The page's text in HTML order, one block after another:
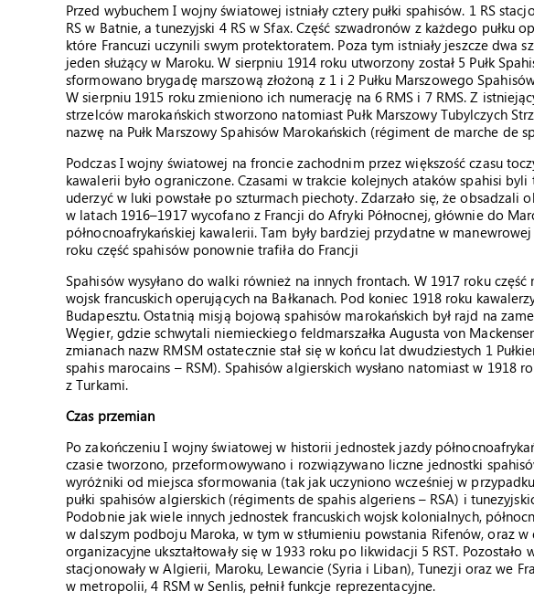
Przed wybuchem I wojny światowej istniały cztery pułki spahisów. 1 RS
RS w Batnie, a tunezyjski 4 RS w Sfax. Część szwadronów z każdego pułku
które Francuzi uczynili swym protektoratem. Poza tym istniały jeszcze dwa
jeden służący w Maroku. W sierpniu 1914 roku utworzony został 5 Pułk
sformowano brygadę marszową złożoną z 1 i 2 Pułku Marszowego
W sierpniu 1915 roku zmieniono ich numerację na 6 RMS i 7 RMS. Z
strzelców marokańskich stworzono natomiast Pułk Marszowy Tubylczych
nazwę na Pułk Marszowy Spahisów Marokańskich (régiment de marche de
Podczas I wojny światowej na froncie zachodnim przez większość czasu
kawalerii było ograniczone. Czasami w trakcie kolejnych ataków spahisi
uderzyć w luki powstałe po szturmach piechoty. Zdarzało się, że obsadzali
w latach 1916–1917 wycofano z Francji do Afryki Północnej, głównie do
północnoafrykańskiej kawalerii. Tam były bardziej przydatne w
roku część spahisów ponownie trafiła do Francji
Spahisów wysyłano do walki również na innych frontach. W 1917 roku
wojsk francuskich operujących na Bałkanach. Pod koniec 1918 roku
Budapesztu. Ostatnią misją bojową spahisów marokańskich był rajd na
Węgier, gdzie schwytali niemieckiego feldmarszałka Augusta von
zmianach nazw RMSM ostatecznie stał się w końcu lat dwudziestych 1
spahis marocains – RSM). Spahisów algierskich wysłano natomiast w 1918
z Turkami.
Czas przemian
Po zakończeniu I wojny światowej w historii jednostek jazdy
czasie tworzono, przeformowywano i rozwiązywano liczne jednostki
wyróżniki od miejsca sformowania (tak jak uczyniono wcześniej w
pułki spahisów algierskich (régiments de spahis algeriens – RSA) i
Podobnie jak wiele innych jednostek francuskich wojsk kolonialnych,
w dalszym podboju Maroka, w tym w stłumieniu powstania Rifenów, oraz w
organizacyjne ukształtowały się w 1933 roku po likwidacji 5 RST. Pozostało
stacjonowały w Algierii, Maroku, Lewancie (Syria i Liban), Tunezji oraz we
w metropolii, 4 RSM w Senlis, pełnił funkcje reprezentacyjne.